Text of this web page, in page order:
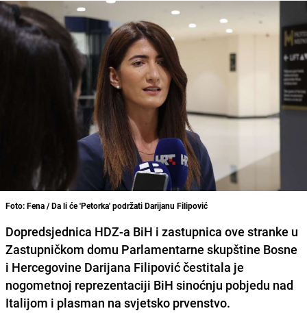
Foto: Fena / Da li će 'Petorka' podržati Darijanu Filipović
Dopredsjednica HDZ-a BiH i zastupnica ove stranke u
Zastupničkom domu Parlamentarne skupštine Bosne
i Hercegovine Darijana Filipović čestitala je
nogometnoj reprezentaciji BiH sinoćnju pobjedu nad
Italijom i plasman na svjetsko prvenstvo.